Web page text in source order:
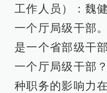
工作人员）：魏
一个厅局级干部
是一个省部级干
一个厅局级干部
种职务的影响力